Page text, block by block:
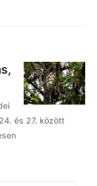
és 27. között